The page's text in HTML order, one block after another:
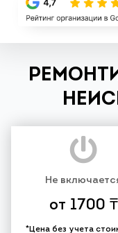
Не
от 1700 ₸
*Цена без учета